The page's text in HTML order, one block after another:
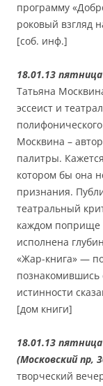
программу
роковый взгляд
[соб. инф.]
18.01.13
Татьяна
эссеист и
Москвина –
палитры.
котором бы она
признания.
театральный
каждом поприще
исполнена
«Жар-книга» —
познакомившись
истинности
[дом книги]
18.01.13
(Московский пр,
творческий